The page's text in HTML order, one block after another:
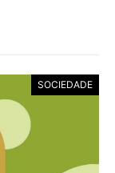
SOCIEDADE